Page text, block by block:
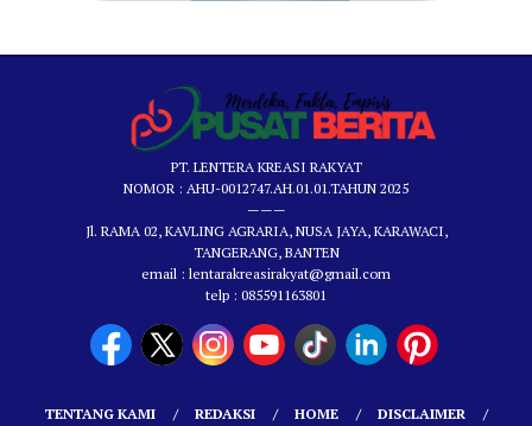
PT. LENTERA KREASI RAKYAT
NOMOR : AHU-0012747.AH.01.01.TAHUN 2025
———
Jl. RAMA 02, KAVLING AGRARIA, NUSA JAYA, KARAWACI,
TANGERANG, BANTEN
email : lentarakreasirakyat@gmail.com
telp : 085591163801
TENTANG KAMI REDAKSI HOME DISCLAIMER